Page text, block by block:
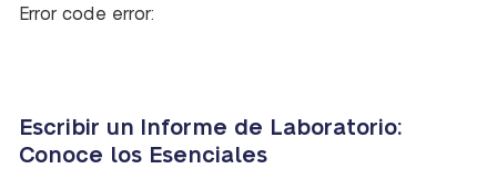
Error code error:
Escribir un Informe de Laboratorio:
Conoce los Esenciales